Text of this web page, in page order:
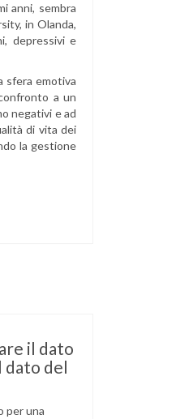
anni, sembra
in Olanda,
depressivi e
sfera emotiva
a un
negativi e ad
di vita dei
la gestione
il dato
dato del
per una